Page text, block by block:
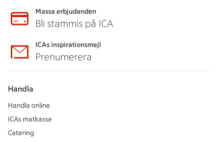
Massa erbjudanden
Bli stammis på ICA
ICAs inspirationsmejl
Prenumerera
Handla
Handla online
ICAs matkasse
Catering